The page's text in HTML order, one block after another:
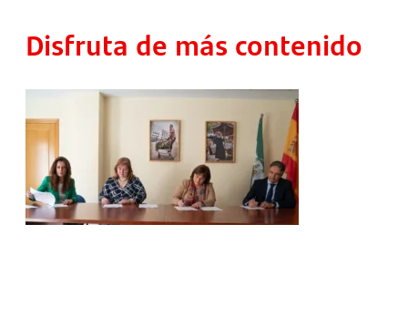
Disfruta de más contenido